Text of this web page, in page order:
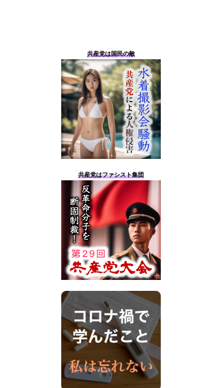
共産党は国民の敵
共産党はファシスト集団